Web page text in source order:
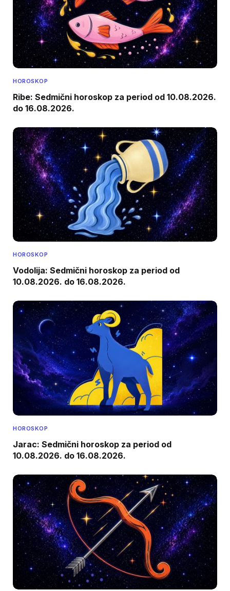
HOROSKOP
Ribe: Sedmični horoskop za period od 10.08.2026.
do 16.08.2026.
HOROSKOP
Vodolija: Sedmični horoskop za period od
10.08.2026. do 16.08.2026.
HOROSKOP
Jarac: Sedmični horoskop za period od
10.08.2026. do 16.08.2026.